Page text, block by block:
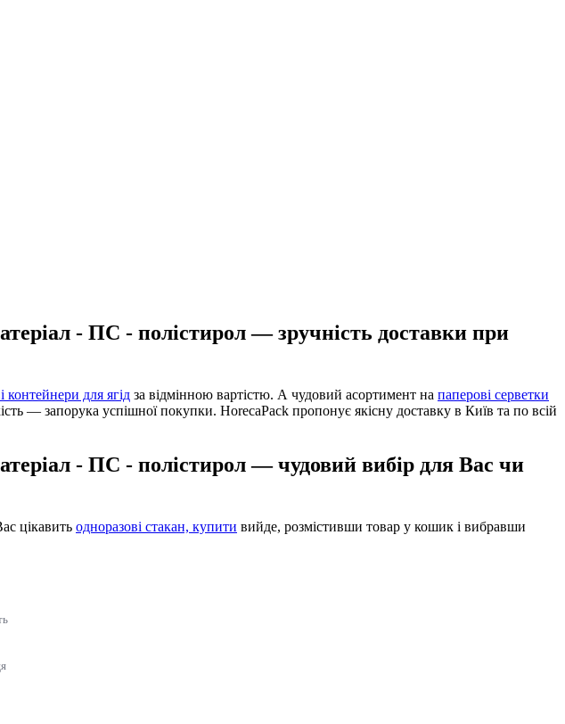
- ПС - полістирол — зручність доставки при
контейнери для ягід за відмінною вартістю. А чудовий асортимент на паперові серветки
— запорука успішної покупки. HorecaPack пропонує якісну доставку в Київ та по всій
- ПС - полістирол — чудовий вибір для Вас чи
цікавить одноразові стакан, купити вийде, розмістивши товар у кошик і вибравши